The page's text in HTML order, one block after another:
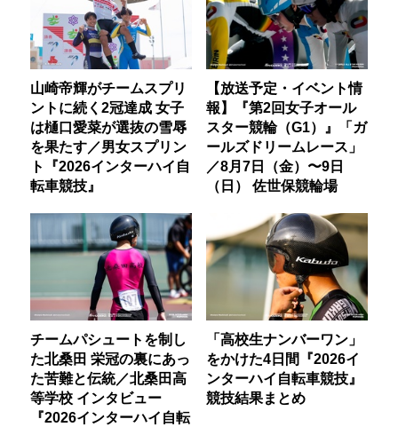
山崎帝輝がチームスプリ
ントに続く2冠達成 女子
は樋口愛菜が選抜の雪辱
を果たす／男女スプリン
ト『2026インターハイ自
転車競技』
【放送予定・イベント情
報】『第2回女子オール
スター競輪（G1）』「ガ
ールズドリームレース」
／8月7日（金）〜9日
（日） 佐世保競輪場
チームパシュートを制し
た北桑田 栄冠の裏にあっ
た苦難と伝統／北桑田高
等学校 インタビュー
『2026インターハイ自転
「高校生ナンバーワン」
をかけた4日間『2026イ
ンターハイ自転車競技』
競技結果まとめ